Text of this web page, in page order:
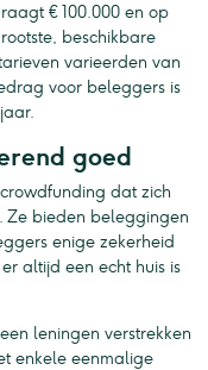
€ 100.000 en op
beschikbare
varieerden van
voor beleggers is
goed
dat zich
Ze bieden beleggingen
enige zekerheid
altijd een echt huis is
leningen verstrekken
enkele eenmalige